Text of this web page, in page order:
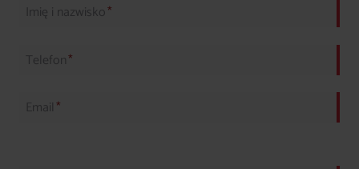
Imię i nazwisko*
Telefon*
Email *